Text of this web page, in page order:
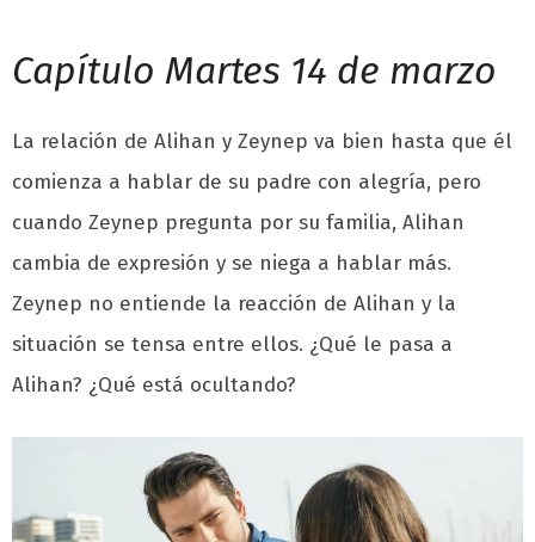
Capítulo Martes 14 de marzo
La relación de Alihan y Zeynep va bien hasta que él
comienza a hablar de su padre con alegría, pero
cuando Zeynep pregunta por su familia, Alihan
cambia de expresión y se niega a hablar más.
Zeynep no entiende la reacción de Alihan y la
situación se tensa entre ellos. ¿Qué le pasa a
Alihan? ¿Qué está ocultando?